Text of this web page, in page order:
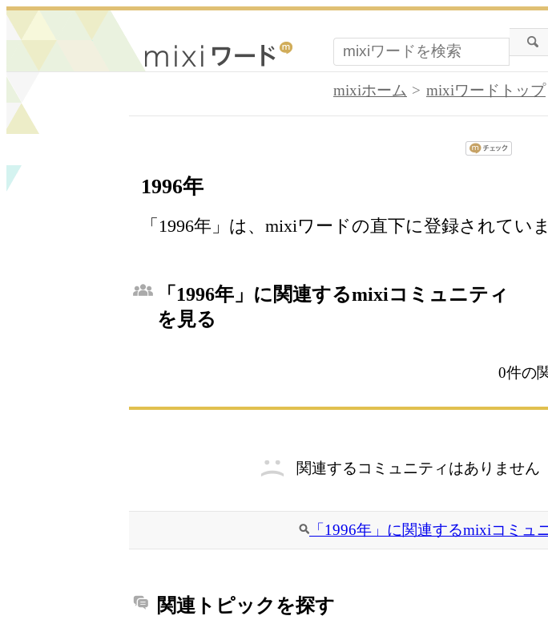
mixiホーム
mixiワードトップ
1996年
「1996年」は、mixiワードの直下に登録されていま
「1996年」に関連するmixiコミュニティ
を見る
0件の
関連するコミュニティはありません
「1996年」に関連するmixiコミュ
関連トピックを探す